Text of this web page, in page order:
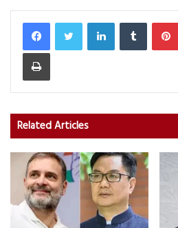
LinkedInTumblr
Print
Related Articles